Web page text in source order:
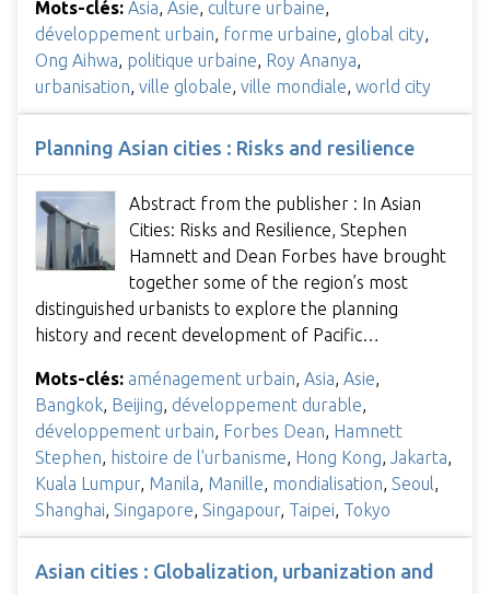
Mots-clés: Asia Asie culture urbaine
développement urbain forme urbaine global city
Ong Aihwa politique urbaine Roy Ananya
urbanisation ville globale ville mondiale world city
Planning Asian cities : Risks and resilience
Abstract from the publisher : In Asian
Cities: Risks and Resilience, Stephen
Hamnett and Dean Forbes have brought
together some of the region’s most
distinguished urbanists to explore the planning
history and recent development of Pacific…
Mots-clés: aménagement urbain, Asia, Asie,
Bangkok, Beijing, développement durable,
développement urbain, Forbes Dean, Hamnett
Stephen, histoire de l'urbanisme, Hong Kong, Jakarta,
Kuala Lumpur, Manila, Manille, mondialisation, Seoul,
Shanghai, Singapore, Singapour, Taipei, Tokyo
Asian cities : Globalization, urbanization and